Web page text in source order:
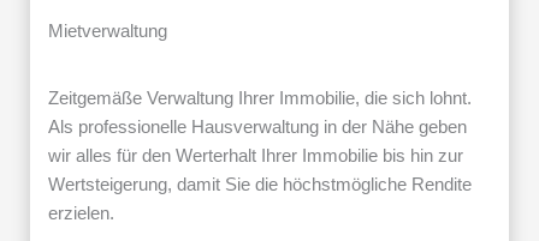
Mietverwaltung
Zeitgemäße Verwaltung Ihrer Immobilie, die sich lohnt.
Als professionelle Hausverwaltung in der Nähe geben
wir alles für den Werterhalt Ihrer Immobilie bis hin zur
Wertsteigerung, damit Sie die höchstmögliche Rendite
erzielen.